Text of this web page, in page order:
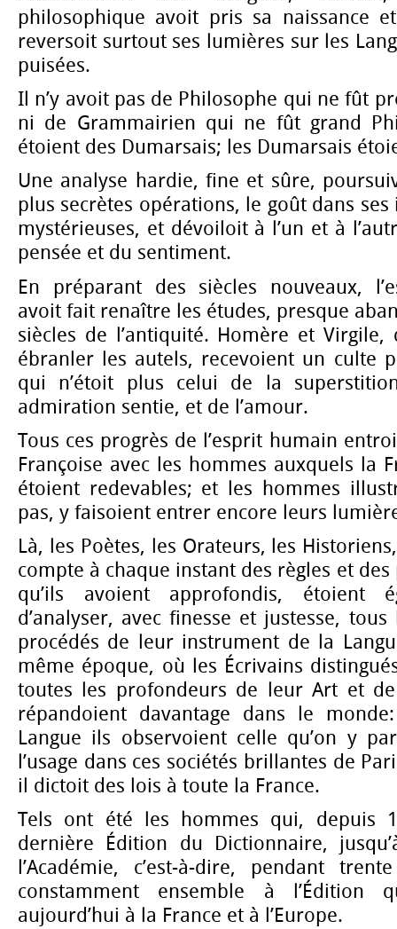
philosophique avoit pris sa naissance
reversoit surtout ses lumières sur les
puisées.
Il n’y avoit pas de Philosophe qui ne fût
ni de Grammairien qui ne fût grand
étoient des Dumarsais; les Dumarsais
Une analyse hardie, fine et sûre,
plus secrètes opérations, le goût dans
mystérieuses, et dévoiloit à l’un et à
pensée et du sentiment.
En préparant des siècles nouveaux,
avoit fait renaître les études, presque
siècles de l’antiquité. Homère et
ébranler les autels, recevoient un culte
qui n’étoit plus celui de la
admiration sentie, et de l’amour.
Tous ces progrès de l’esprit humain
Françoise avec les hommes auxquels la
étoient redevables; et les hommes
pas, y faisoient entrer encore leurs
Là, les Poètes, les Orateurs, les
compte à chaque instant des règles et
qu’ils avoient approfondis, étoient
d’analyser, avec finesse et justesse,
procédés de leur instrument de la
même époque, où les Écrivains
toutes les profondeurs de leur Art et
répandoient davantage dans le
Langue ils observoient celle qu’on y
l’usage dans ces sociétés brillantes de
il dictoit des lois à toute la France.
Tels ont été les hommes qui, depuis
dernière Édition du Dictionnaire,
l’Académie, c’est-à-dire, pendant
constamment ensemble à l’Édition
aujourd’hui à la France et à l’Europe.